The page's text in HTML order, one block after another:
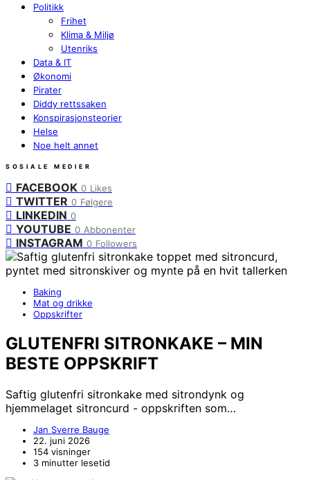
Politikk
Frihet
Klima & Miljø
Utenriks
Data & IT
Økonomi
Pirater
Diddy rettssaken
Konspirasjonsteorier
Helse
Noe helt annet
SOSIALE MEDIER
FACEBOOK 0 Likes
TWITTER 0 Følgere
LINKEDIN 0
YOUTUBE 0 Abbonenter
INSTAGRAM 0 Followers
Baking
Mat og drikke
Oppskrifter
GLUTENFRI SITRONKAKE – MIN
BESTE OPPSKRIFT
Saftig glutenfri sitronkake med sitrondynk og
hjemmelaget sitroncurd - oppskriften som…
Jan Sverre Bauge
22. juni 2026
154 visninger
3 minutter lesetid